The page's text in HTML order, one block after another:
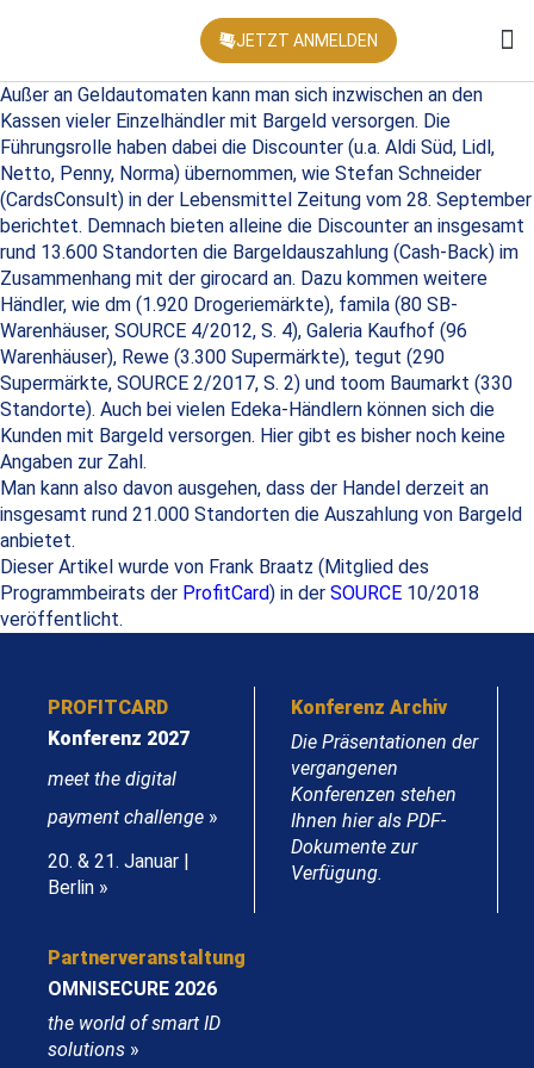
JETZT ANMELDEN
Außer an Geldautomaten kann man sich inzwischen an den
Kassen vieler Einzelhändler mit Bargeld versorgen. Die
Führungsrolle haben dabei die Discounter (u.a. Aldi Süd, Lidl,
Netto, Penny, Norma) übernommen, wie Stefan Schneider
(CardsConsult) in der Lebensmittel Zeitung vom 28. September
berichtet. Demnach bieten alleine die Discounter an insgesamt
rund 13.600 Standorten die Bargeldauszahlung (Cash-Back) im
Zusammenhang mit der girocard an. Dazu kommen weitere
Händler, wie dm (1.920 Drogeriemärkte), famila (80 SB-
Warenhäuser, SOURCE 4/2012, S. 4), Galeria Kaufhof (96
Warenhäuser), Rewe (3.300 Supermärkte), tegut (290
Supermärkte, SOURCE 2/2017, S. 2) und toom Baumarkt (330
Standorte). Auch bei vielen Edeka-Händlern können sich die
Kunden mit Bargeld versorgen. Hier gibt es bisher noch keine
Angaben zur Zahl.
Man kann also davon ausgehen, dass der Handel derzeit an
insgesamt rund 21.000 Standorten die Auszahlung von Bargeld
anbietet.
Dieser Artikel wurde von Frank Braatz (Mitglied des
Programmbeirats der ProfitCard) in der SOURCE 10/2018
veröffentlicht.
PROFITCARD
Konferenz 2027
meet the digital
payment challenge »
20. & 21. Januar |
Berlin »
Konferenz Archiv
Die Präsentationen der
vergangenen
Konferenzen stehen
Ihnen hier als PDF-
Dokumente zur
Verfügung.
Partnerveranstaltung
OMNISECURE 2026
the world of smart ID
solutions »